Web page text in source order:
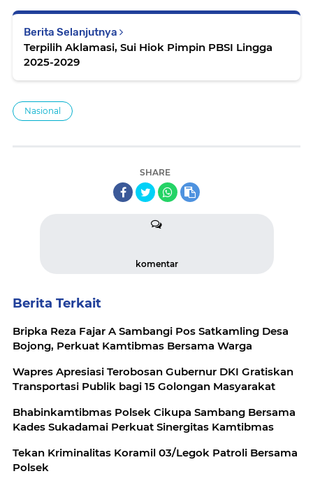
Berita Selanjutnya
Terpilih Aklamasi, Sui Hiok Pimpin PBSI Lingga
2025-2029
Nasional
SHARE
komentar
Berita Terkait
Bripka Reza Fajar A Sambangi Pos Satkamling Desa
Bojong, Perkuat Kamtibmas Bersama Warga
Wapres Apresiasi Terobosan Gubernur DKI Gratiskan
Transportasi Publik bagi 15 Golongan Masyarakat
Bhabinkamtibmas Polsek Cikupa Sambang Bersama
Kades Sukadamai Perkuat Sinergitas Kamtibmas
Tekan Kriminalitas Koramil 03/Legok Patroli Bersama
Polsek